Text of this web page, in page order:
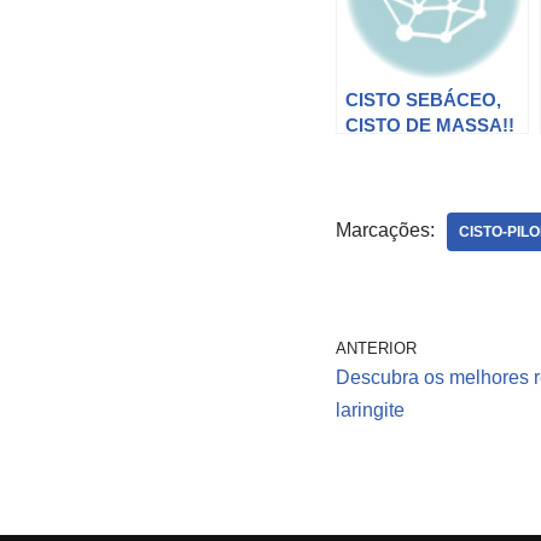
CISTO SEBÁCEO,
CISTO DE MASSA!!
cistos
Marcações: CISTO-
ANTERIOR
Descubra os melhores
laringite